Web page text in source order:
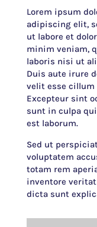
Lorem ipsum
adipiscing elit,
ut labore et
minim veniam,
laboris nisi ut
Duis aute irure
velit esse cillum
Excepteur sint
sunt in culpa
est laborum.
Sed ut
voluptatem
totam rem
inventore
dicta sunt